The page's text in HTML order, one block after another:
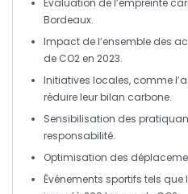
Évaluation de l’empreinte
Bordeaux.
Impact de l’ensemble des
de CO2 en 2023.
Initiatives locales, comme
réduire leur bilan carbone.
Sensibilisation des
responsabilité.
Optimisation des
Événements sportifs tels que